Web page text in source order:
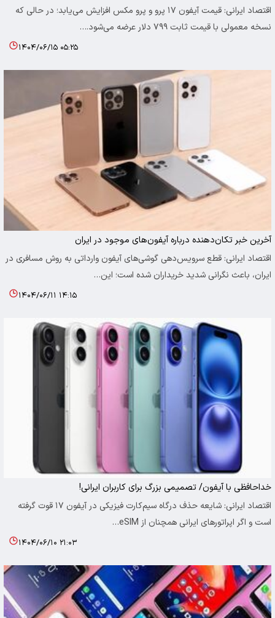
اقتصاد ایرانی: قیمت آیفون ۱۷ پرو و پرو مکس افزایش می‌یابد؛ در حالی که
نسخه معمولی با قیمت ثابت ۷۹۹ دلار عرضه می‌شود.…
۱۴۰۴/۰۶/۱۵ ۰۵:۲۵
آخرین خبر تکان‌دهنده درباره آیفون‌های موجود در ایران
اقتصاد ایرانی: قطع سرویس‌دهی گوشی‌های آیفون وارداتی به روش مسافری در
ایران، باعث نگرانی شدید خریداران شده است؛ این…
۱۴۰۴/۰۶/۱۱ ۱۴:۱۵
خداحافظی با آیفون/ تصمیمی بزرگ برای کاربران ایرانی!
اقتصاد ایرانی: شایعه حذف درگاه سیم‌کارت فیزیکی در آیفون ۱۷ قوت گرفته
است و اگر اپراتورهای ایرانی همچنان از eSIM…
۱۴۰۴/۰۶/۱۰ ۲۱:۰۳